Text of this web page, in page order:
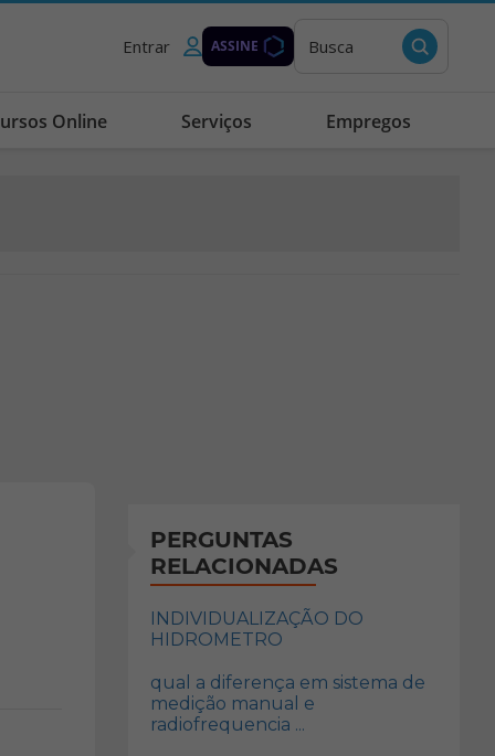
Entrar ASSINE Busca
Online Serviços Empregos
PERGUNTAS
RELACIONADAS
INDIVIDUALIZAÇÃO DO
HIDROMETRO
qual a diferença em sistema de
medição manual e
radiofrequencia ...